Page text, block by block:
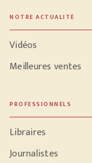
NOTRE ACTUALITÉ
Vidéos
Meilleures ventes
PROFESSIONNELS
Libraires
Journalistes